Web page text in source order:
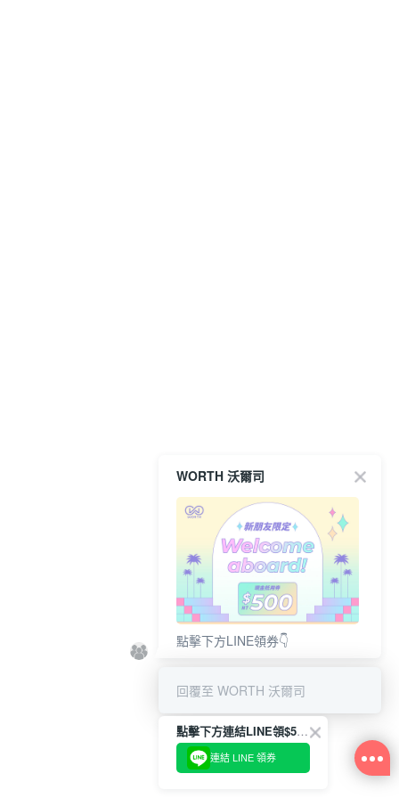
WORTH 沃爾司
點擊下方LINE領券👇
回覆至 WORTH 沃爾司
點擊下方連結LINE領$500👇
連結 LINE 領券